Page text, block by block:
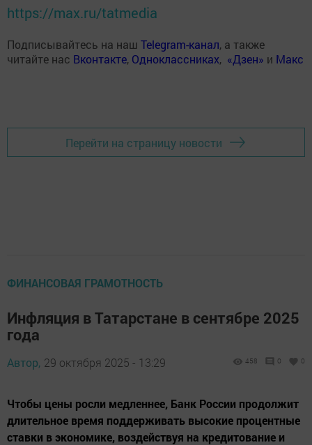
https://max.ru/tatmedia
Подписывайтесь на наш Telegram-канал, а также
читайте нас Вконтакте, Одноклассниках, «Дзен» и Макс
Перейти на страницу новости
ФИНАНСОВАЯ ГРАМОТНОСТЬ
Инфляция в Татарстане в сентябре 2025
года
Автор, 29 октября 2025 - 13:29 458 0 0
Чтобы цены росли медленнее, Банк России продолжит
длительное время поддерживать высокие процентные
ставки в экономике, воздействуя на кредитование и